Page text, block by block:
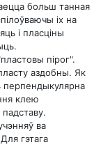
больш танная
іх на
і пласціны
пірог".
аздобны. Як
перпендыкулярна
клею
ва
гэтага